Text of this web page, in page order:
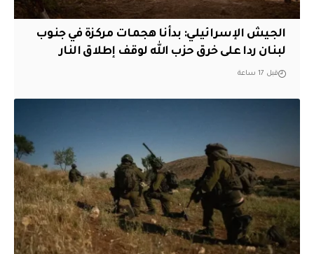
الجيش الإسرائيلي: بدأنا هجمات مركزة في جنوب
لبنان ردا على خرق حزب الله لوقف إطلاق النار
قبل 17 ساعة